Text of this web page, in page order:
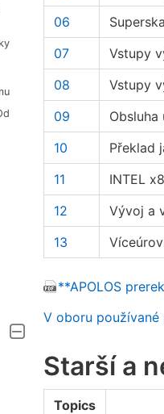
06
07
Vstupy
08
Vstupy
09
10
Překlad
11
INTEL
12
Vývoj a
13
**APOLOS
V oboru
Starší a
Topics